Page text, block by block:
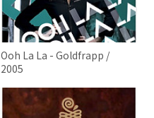
Ooh La La - Goldfrapp /
2005